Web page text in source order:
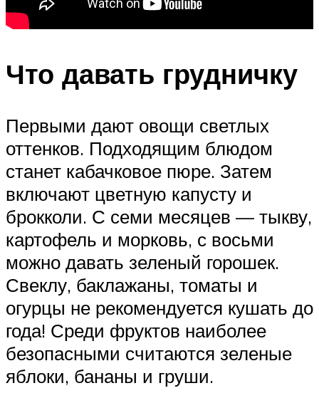
Что давать грудничку
Первыми дают овощи светлых
оттенков. Подходящим блюдом
станет кабачковое пюре. Затем
включают цветную капусту и
брокколи. С семи месяцев — тыкву,
картофель и морковь, с восьми
можно давать зеленый горошек.
Свеклу, баклажаны, томаты и
огурцы не рекомендуется кушать до
года! Среди фруктов наиболее
безопасными считаются зеленые
яблоки, бананы и груши.